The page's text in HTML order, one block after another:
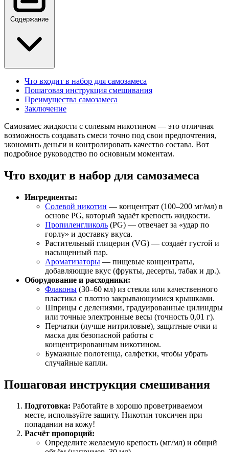
Содержание
Что входит в набор для самозамеса
Пошаговая инструкция смешивания
Преимущества самозамеса
Заключение
Самозамес жидкости с солевым никотином — это отличная
возможность создавать смеси точно под свои предпочтения,
экономить деньги и контролировать качество состава. Вот
подробное руководство по основным моментам.
Что входит в набор для самозамеса
Ингредиенты:
Солевой никотин — концентрат (100–200 мг/мл) в
основе PG, который задаёт крепость жидкости.
Пропиленгликоль (PG) — отвечает за «удар по
горлу» и доставку вкуса.
Растительный глицерин (VG) — создаёт густой и
насыщенный пар.
Ароматизаторы — пищевые концентраты,
добавляющие вкус (фрукты, десерты, табак и др.).
Оборудование и расходники:
Флаконы (30–60 мл) из стекла или качественного
пластика с плотно закрывающимися крышками.
Шприцы с делениями, градуированные цилиндры
или точные электронные весы (точность 0,01 г).
Перчатки (лучше нитриловые), защитные очки и
маска для безопасной работы с
концентрированным никотином.
Бумажные полотенца, салфетки, чтобы убрать
случайные капли.
Пошаговая инструкция смешивания
Подготовка: Работайте в хорошо проветриваемом
месте, используйте защиту. Никотин токсичен при
попадании на кожу!
Расчёт пропорций:
Определите желаемую крепость (мг/мл) и общий